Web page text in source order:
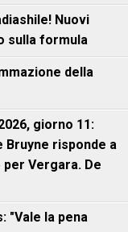
Nuovi
sulla formula
della
giorno 11:
Bruyne risponde a
Vergara. De
"Vale la pena